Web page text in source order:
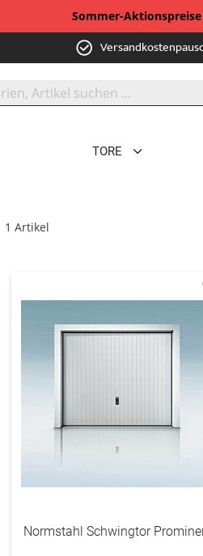
Sommer-Aktionspreise
TORE
1 Artikel
Normstahl Schwingtor